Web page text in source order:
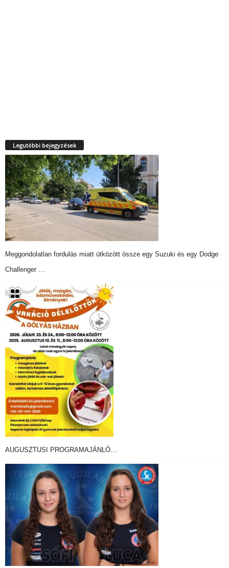
Legutóbbi bejegyzések
Meggondolatlan fordulás miatt ütközött össze egy Suzuki és egy Dodge
Challenger …
AUGUSZTUSI PROGRAMAJÁNLÓ…